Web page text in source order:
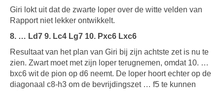
Giri lokt uit dat de zwarte loper over de witte velden van
Rapport niet lekker ontwikkelt.
8. … Ld7 9. Lc4 Lg7 10. Pxc6 Lxc6
Resultaat van het plan van Giri bij zijn achtste zet is nu te
zien. Zwart moet met zijn loper terugnemen, omdat 10. …
bxc6 wit de pion op d6 neemt. De loper hoort echter op de
diagonaal c8-h3 om de bevrijdingszet … f5 te kunnen